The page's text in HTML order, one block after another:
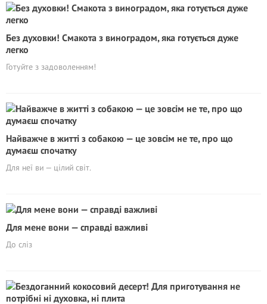
Без духовки! Смакота з виноградом, яка готується дуже
легко
Готуйте з задоволенням!
Найважче в житті з собакою — це зовсім не те, про що
думаєш спочатку
Для неї ви — цілий світ.
Для мене вони — справді важливі
До сліз